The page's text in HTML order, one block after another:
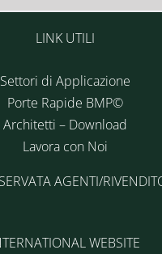
LINK UTILI
Settori di Applicazione
Porte Rapide BMP©
Architetti – Download
Lavora con Noi
AGENTI/
WEBSITE